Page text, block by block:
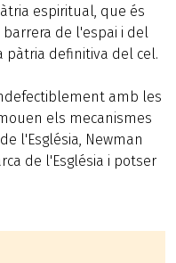
espiritual, que és
de l'espai i del
pàtria definitiva del cel.
amb les
els mecanismes
l'Església, Newman
de l'Església i potser